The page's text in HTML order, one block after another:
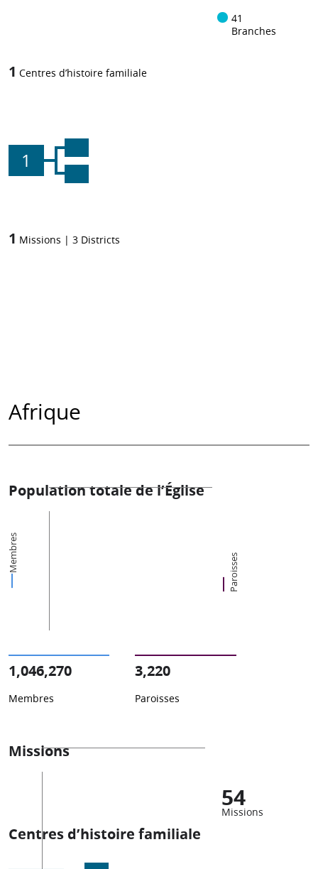
41
Branches
1 Centres d’histoire familiale
1
1 Missions | 3 Districts
Afrique
Population totale de l’Église
Membres Paroisses
1,046,270
Membres
3,220
Paroisses
Missions
54
Missions
Centres d’histoire familiale